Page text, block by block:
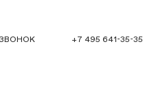
+7 495 641-35-35